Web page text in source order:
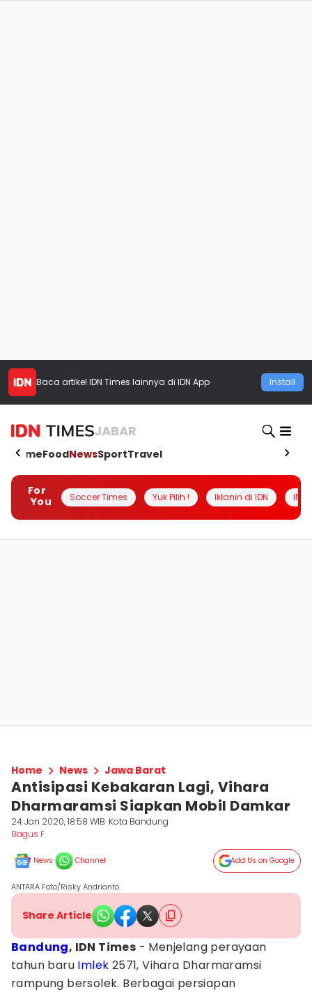
Baca artikel IDN Times lainnya di IDN App Install
JABAR
HomeFoodNewsSportTravel
For
You
Soccer Times Yuk Pilih ! Iklanin di IDN
Home News Jawa Barat
Antisipasi Kebakaran Lagi, Vihara
Dharmaramsi Siapkan Mobil Damkar
24 Jan 2020, 18:58 WIB Kota Bandung
Bagus F
News Channel Add Us on Google
ANTARA Foto/Risky Andrianto
Share Article
Bandung, IDN Times - Menjelang perayaan
tahun baru Imlek 2571, Vihara Dharmaramsi
rampung bersolek. Berbagai persiapan